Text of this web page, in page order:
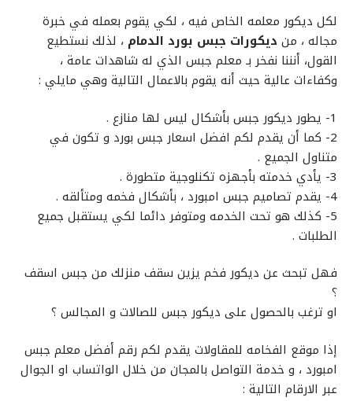
لكل ديكور معلمه الخاص فيه ، لكي يقوم بعمله في خبرة
مجاله ، من ديكورات جبس بورد الدمام ، لذلك نستطيع
القول، أنننا نفخر بـ معلم جبس الذي له شاهدات عامة ،
وكفاءات عالية حيث أنه يقوم بالاعمال التالية وهي مايلي :
1- يطور
ديكور جبس بأشكال ليس لها منازع .
2- كما أن يقدم لكم افضل
اسعار جبس بورد و تكون في
متناول الجميع .
3- يأدي خدمته بأجهزه تكنلوجية متطورة .
4- يقدم
تصاميم جبس امبورد ، بأشكال فخمه ومتألقه .
5- كذلك هو تحت الخدمه ومتوفر دائما لكي يستقبل جميع
الطلبات .
فهل تبحث عن ديكور فخم يزين سقف منزلك من جبس اسقف
؟
او ترغب بالحصول على ديكور جبس للصالات و المجالس ؟
إذا موقع الفخامه للمقاولات يقدم لكم رقم أفضل معلم جبس
امبورد ، و خدمة التواصل بالمجان من خلال الواتساب او الجوال
عبر الارقام التالية :